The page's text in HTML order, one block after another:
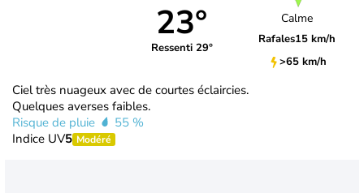
23°
Ressenti 29°
Calme
Rafales15 km/h
>65 km/h
Ciel très nuageux avec de courtes éclaircies.
Quelques averses faibles.
Risque de pluie
55 %
Indice UV5 Modéré